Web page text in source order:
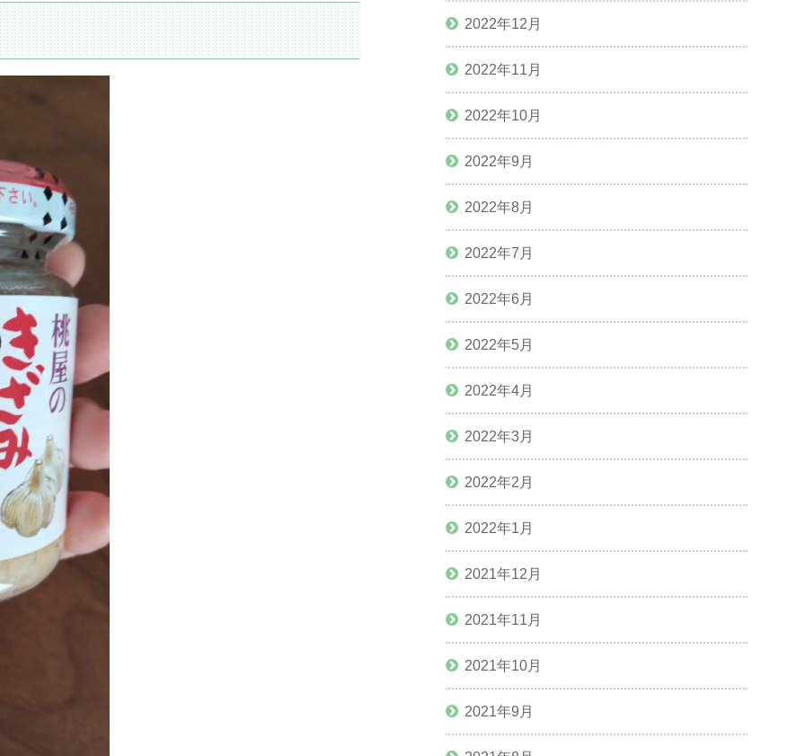
2022年12月
2022年11月
2022年10月
2022年9月
2022年8月
2022年7月
2022年6月
2022年5月
2022年4月
2022年3月
2022年2月
2022年1月
2021年12月
2021年11月
2021年10月
2021年9月